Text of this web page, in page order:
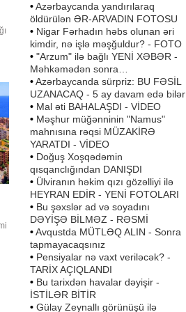
•Azərbaycanda yandırılaraq
öldürülən ƏR-ARVADIN FOTOSU
• Nigar Fərhadın həbs olunan əri
kimdir, nə işlə məşğuldur? - FOTO
• "Arzum" ilə bağlı YENİ XƏBƏR -
Məhkəmədən sonra…
•Azərbaycanda sürpriz: BU FƏSİL
UZANACAQ - 5 ay davam edə bilər
• Mal əti BAHALAŞDI - VİDEO
• Məşhur müğənninin "Namus"
mahnısına rəqsi MÜZAKİRƏ
YARATDI - VİDEO
• Doğuş Xoşqədəmin
qısqanclığından DANIŞDI
• Ülviranın həkim qızı gözəlliyi ilə
HEYRAN EDİR - YENİ FOTOLARI
• Bu şəxslər ad və soyadını
DƏYİŞƏ BİLMƏZ - RƏSMİ
•Avqustda MÜTLƏQ ALIN - Sonra
tapmayacaqsınız
• Pensiyalar nə vaxt veriləcək? -
TARİX AÇIQLANDI
• Bu tarixdən havalar dəyişir -
İSTİLƏR BİTİR
• Gülay Zeynallı görünüşü ilə